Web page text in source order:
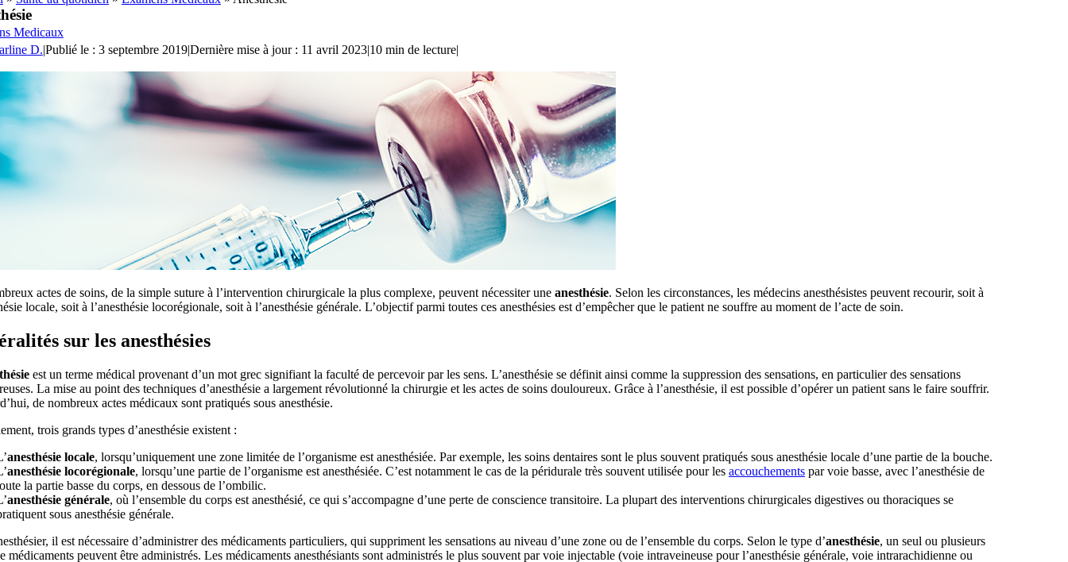
Medicaux
D.|Publié le : 3 septembre 2019|Dernière mise à jour : 11 avril 2023|10 min de lecture|
actes de soins, de la simple suture à l’intervention chirurgicale la plus complexe, peuvent nécessiter une anesthésie. Selon les circonstances, les médecins anesthésistes peuvent recourir, soit à
locale, soit à l’anesthésie locorégionale, soit à l’anesthésie générale. L’objectif parmi toutes ces anesthésies est d’empêcher que le patient ne souffre au moment de l’acte de soin.
sur les anesthésies
est un terme médical provenant d’un mot grec signifiant la faculté de percevoir par les sens. L’anesthésie se définit ainsi comme la suppression des sensations, en particulier des sensations
La mise au point des techniques d’anesthésie a largement révolutionné la chirurgie et les actes de soins douloureux. Grâce à l’anesthésie, il est possible d’opérer un patient sans le faire souffrir.
de nombreux actes médicaux sont pratiqués sous anesthésie.
trois grands types d’anesthésie existent :
anesthésie locale, lorsqu’uniquement une zone limitée de l’organisme est anesthésiée. Par exemple, les soins dentaires sont le plus souvent pratiqués sous anesthésie locale d’une partie de la bouche.
anesthésie locorégionale, lorsqu’une partie de l’organisme est anesthésiée. C’est notamment le cas de la péridurale très souvent utilisée pour les accouchementspar voie basse, avec l’anesthésie de
la partie basse du corps, en dessous de l’ombilic.
anesthésie générale, où l’ensemble du corps est anesthésié, ce qui s’accompagne d’une perte de conscience transitoire. La plupart des interventions chirurgicales digestives ou thoraciques se
sous anesthésie générale.
il est nécessaire d’administrer des médicaments particuliers, qui suppriment les sensations au niveau d’une zone ou de l’ensemble du corps. Selon le type d’anesthésie, un seul ou plusieurs
médicaments peuvent être administrés. Les médicaments anesthésiants sont administrés le plus souvent par voie injectable (voie intraveineuse pour l’anesthésie générale, voie intrarachidienne ou